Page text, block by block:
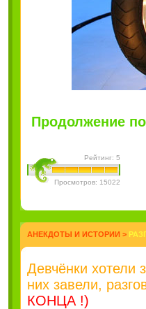
Продолжение
Рейтинг: 5
Просмотров: 15022
АНЕКДОТЫ И ИСТОРИИ >
Девчёнки хотели
них завели,
КОНЦА !)